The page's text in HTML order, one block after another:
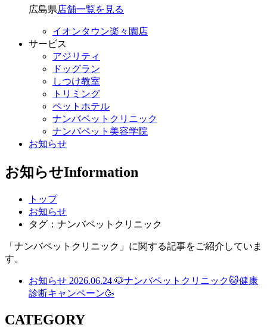
広島県店舗一覧を見る
イオンタウン楽々園店
サービス
アジリティ
ドッグラン
しつけ教室
トリミング
ペットホテル
ナンバペットクリニック
ナンバペット美容学院
お知らせ
お知らせInformation
トップ
お知らせ
タグ：ナンバペットクリニック
「ナンバペットクリニック」に関する記事をご紹介していま
す。
お知らせ 2026.06.24 🐶ナンバペットクリニック🐱健康
診断キャンペーン🥳
CATEGORY